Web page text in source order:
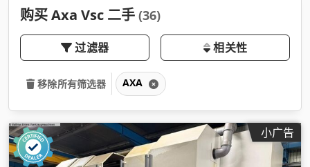
购买 Axa Vsc 二手 (36)
过滤器 相关性
移除所有筛选器 AXA
小广告